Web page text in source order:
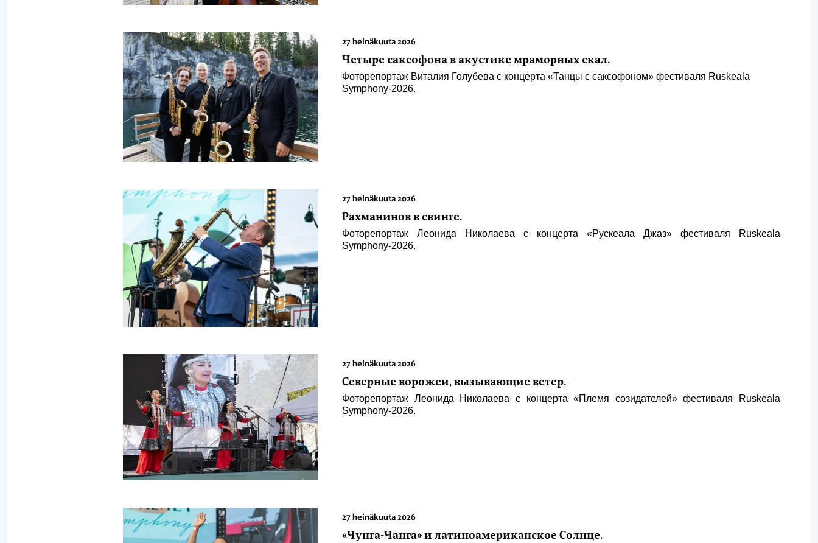
27 heinäkuuta 2026
Четыре саксофона в акустике мраморных скал.
Фоторепортаж Виталия Голубева с концерта «Танцы с саксофоном» фестиваля Ruskeala
Symphony-2026.
27 heinäkuuta 2026
Рахманинов в свинге.
Фоторепортаж Леонида Николаева с концерта «Рускеала Джаз» фестиваля Ruskeala
Symphony-2026.
27 heinäkuuta 2026
Северные ворожеи, вызывающие ветер.
Фоторепортаж Леонида Николаева с концерта «Племя созидателей» фестиваля Ruskeala
Symphony-2026.
27 heinäkuuta 2026
«Чунга-Чанга» и латиноамериканское Солнце.